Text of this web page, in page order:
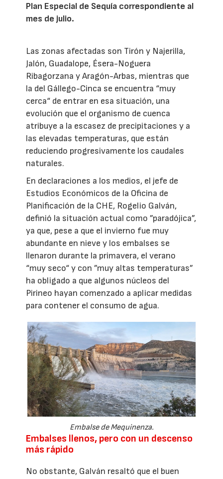
Plan Especial de Sequía correspondiente al
mes de julio.
Las zonas afectadas son Tirón y Najerilla,
Jalón, Guadalope, Ésera-Noguera
Ribagorzana y Aragón-Arbas, mientras que
la del Gállego-Cinca se encuentra “muy
cerca“ de entrar en esa situación, una
evolución que el organismo de cuenca
atribuye a la escasez de precipitaciones y a
las elevadas temperaturas, que están
reduciendo progresivamente los caudales
naturales.
En declaraciones a los medios, el jefe de
Estudios Económicos de la Oficina de
Planificación de la CHE, Rogelio Galván,
definió la situación actual como ”paradójica”,
ya que, pese a que el invierno fue muy
abundante en nieve y los embalses se
llenaron durante la primavera, el verano
“muy seco“ y con ”muy altas temperaturas”
ha obligado a que algunos núcleos del
Pirineo hayan comenzado a aplicar medidas
para contener el consumo de agua.
Embalse de Mequinenza.
Embalses llenos, pero con un descenso
más rápido
No obstante, Galván resaltó que el buen